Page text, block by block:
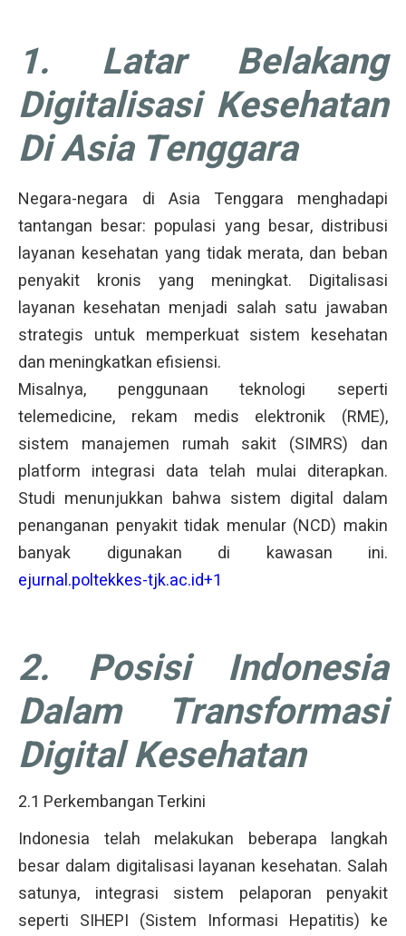
1. Latar Belakang
Digitalisasi Kesehatan
Di Asia Tenggara
Negara-negara di Asia Tenggara menghadapi
tantangan besar: populasi yang besar, distribusi
layanan kesehatan yang tidak merata, dan beban
penyakit kronis yang meningkat. Digitalisasi
layanan kesehatan menjadi salah satu jawaban
strategis untuk memperkuat sistem kesehatan
dan meningkatkan efisiensi.
Misalnya, penggunaan teknologi seperti
telemedicine, rekam medis elektronik (RME),
sistem manajemen rumah sakit (SIMRS) dan
platform integrasi data telah mulai diterapkan.
Studi menunjukkan bahwa sistem digital dalam
penanganan penyakit tidak menular (NCD) makin
banyak digunakan di kawasan ini.
ejurnal.poltekkes-tjk.ac.id+1
2. Posisi Indonesia
Dalam Transformasi
Digital Kesehatan
2.1 Perkembangan Terkini
Indonesia telah melakukan beberapa langkah
besar dalam digitalisasi layanan kesehatan. Salah
satunya, integrasi sistem pelaporan penyakit
seperti SIHEPI (Sistem Informasi Hepatitis) ke